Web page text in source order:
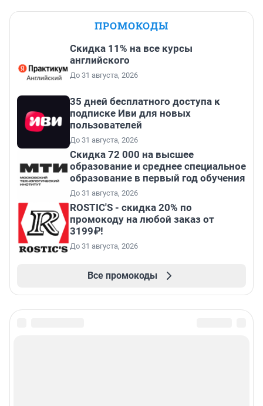
ПРОМОКОДЫ
Скидка 11% на все курсы
английского
До 31 августа, 2026
35 дней бесплатного доступа к
подписке Иви для новых
пользователей
До 31 августа, 2026
Скидка 72 000 на высшее
образование и среднее специальное
образование в первый год обучения
До 31 августа, 2026
ROSTIC'S - скидка 20% по
промокоду на любой заказ от
3199₽!
До 31 августа, 2026
Все промокоды